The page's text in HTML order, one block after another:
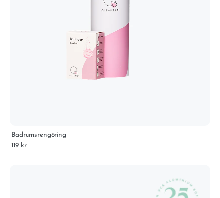
Badrumsrengöring
119 kr